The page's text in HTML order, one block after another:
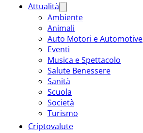
Attualità
Ambiente
Animali
Auto Motori e Automotive
Eventi
Musica e Spettacolo
Salute Benessere
Sanità
Scuola
Società
Turismo
Criptovalute